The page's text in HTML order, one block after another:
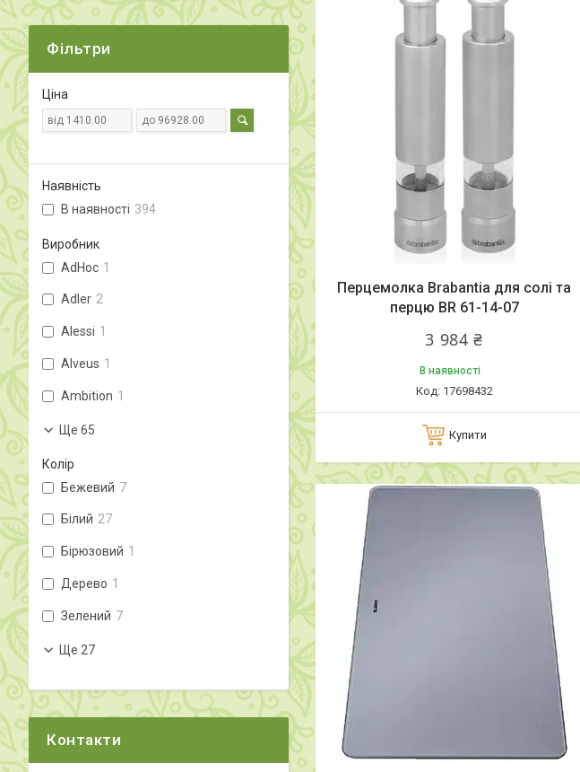
Перцемолка Brabantia для солі та
перцю BR 61-14-07
3 984 ₴
В наявності
17698432
Купити
Фільтри
Ціна
Наявність
В наявності 394
Виробник
AdHoc 1
Adler 2
Alessi 1
Alveus 1
Ambition 1
Ще 65
Колір
Бежевий 7
Білий 27
Бірюзовий 1
Дерево 1
Зелений 7
Ще 27